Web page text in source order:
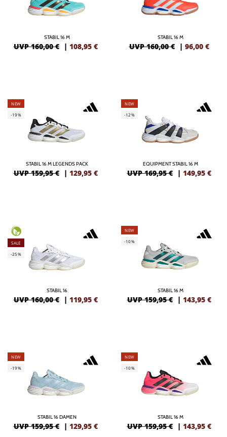
STABIL 16 M
UVP 160,00 € | 108,95 €
STABIL 16 M
UVP 160,00 € | 96,00 €
NEW
-19%
STABIL 16 M LEGENDS PACK
UVP 159,95 € | 129,95 €
NEW
-12%
EQUIPMENT STABIL 16 M
UVP 169,95 € | 149,95 €
SALE
-25%
STABIL 16
UVP 160,00 € | 119,95 €
NEW
-10%
STABIL 16 M
UVP 159,95 € | 143,95 €
NEW
-19%
STABIL 16 DAMEN
UVP 159,95 € | 129,95 €
NEW
-10%
STABIL 16 M
UVP 159,95 € | 143,95 €